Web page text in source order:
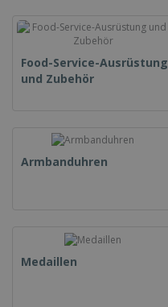
Food-Service-Ausrüstung
und Zubehör
Armbanduhren
Medaillen